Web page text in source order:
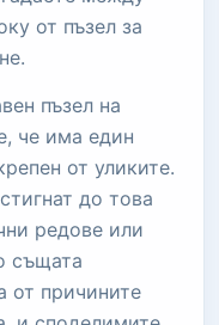
от пъзел за
пъзел на
че има един
от уликите.
до това
редове или
същата
от причините